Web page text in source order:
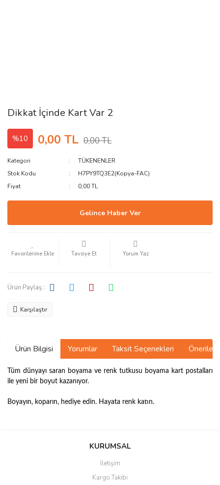
Dikkat İçinde Kart Var 2
%10 0,00 TL 0,00 TL
Kategori
TÜKENENLER
Stok Kodu
H7PY9TQ3E2(Kopya-FAC)
Fiyat
0,00 TL
Gelince Haber Ver
Tavsiye Et Yorum Yaz
Ürün Paylaş :
Karşılaştır
Ürün Bilgisi Yorumlar Taksit Seçenekleri
Tüm dünyayı saran boyama ve renk tutkusu boyama kart postalları
ile yeni bir boyut kazanıyor.
Boyayın, koparın, hediye edin. Hayata renk katın.
Bu ürüne ilk yorumu siz yapın!
Ürün resmi kalitesiz, bozuk veya görüntülenemiyor.
KURUMSAL
İletişim
Kargo Takibi